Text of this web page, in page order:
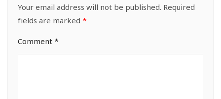
Your email address will not be published. Required
fields are marked *
Comment *